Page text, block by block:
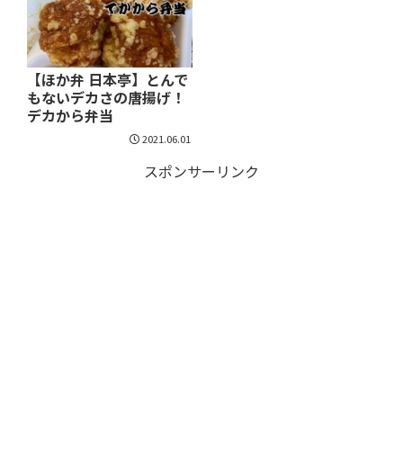
【ほか弁 日本亭】とんで
もないデカさの唐揚げ！
デカから弁当
2021.06.01
スポンサーリンク